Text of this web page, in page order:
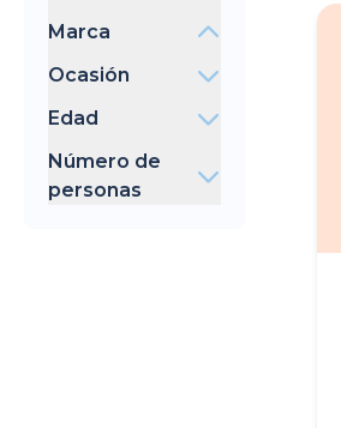
Libros
Marca
BubblyDoo
PAW Patrol
Cocomelon
Ocasión
Hora de acostarse
Dia del padre
Día de la Madre
Día de San
Edad
0-3 años
4-8 años
Número de
personas